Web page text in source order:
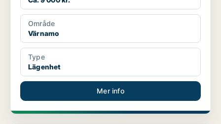
Område
Värnamo
Type
Lägenhet
Mer info